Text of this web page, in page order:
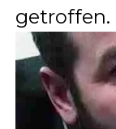
getroffen.